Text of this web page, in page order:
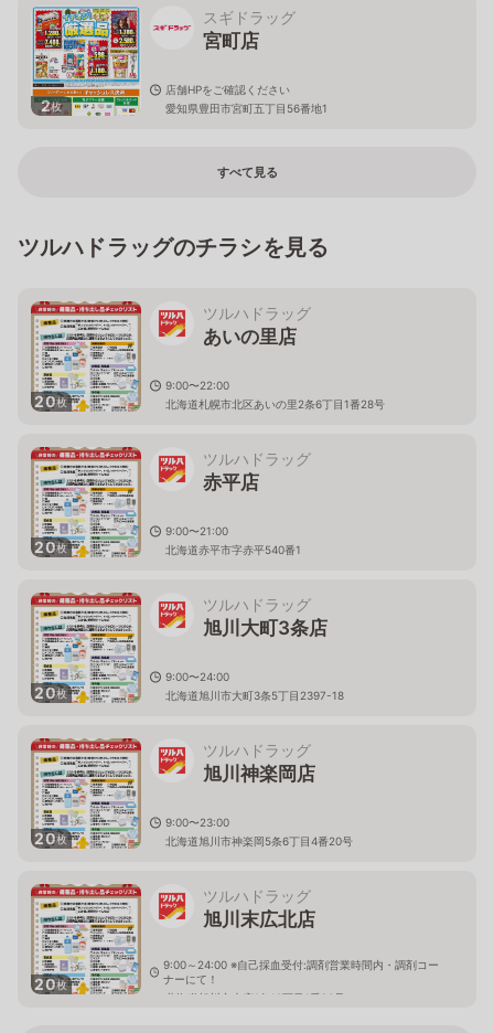
2枚
スギドラッグ
宮町店
店舗HPをご確認ください
愛知県豊田市宮町五丁目56番地1
すべて見る
ツルハドラッグのチラシを見る
20枚
ツルハドラッグ
あいの里店
9:00〜22:00
北海道札幌市北区あいの里2条6丁目1番28号
20枚
ツルハドラッグ
赤平店
9:00〜21:00
北海道赤平市字赤平540番1
20枚
ツルハドラッグ
旭川大町3条店
9:00〜24:00
北海道旭川市大町3条5丁目2397-18
20枚
ツルハドラッグ
旭川神楽岡店
9:00〜23:00
北海道旭川市神楽岡5条6丁目4番20号
20枚
ツルハドラッグ
旭川末広北店
9:00～24:00 ※自己採血受付:調剤営業時間内・調剤コー
ナーにて！
北海道旭川市末広1条10丁目1番20号